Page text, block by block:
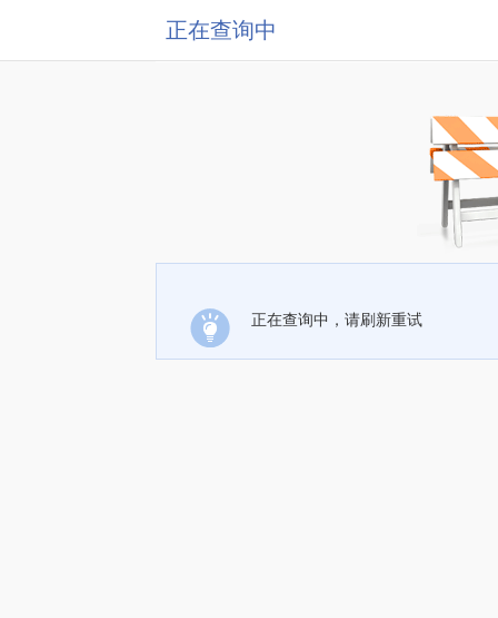
正在查询中
正在查询中，请刷新重试